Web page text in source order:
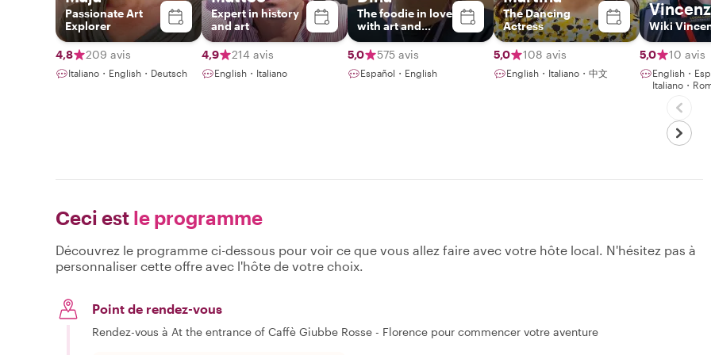
Passionate Art
Explorer
4,8 209 avis
Italiano・English・Deutsch
Expert in history
and art
4,9 214 avis
English・Italiano
The foodie in love
with art and
history!
5,0
575 avis
Español・English
The Dancing
Actress
5,0 108 avis
English・Italiano・中文
Wiki
5,0 10 avis
English・
Italiano・
Ceci est le programme
Découvrez le programme ci-dessous pour voir ce que vous allez faire avec votre hôte local. N'hésitez pas à
personnaliser cette offre avec l'hôte de votre choix.
Point de rendez-vous
Rendez-vous à At the entrance of Caffè Giubbe Rosse - Florence pour commencer votre aventure